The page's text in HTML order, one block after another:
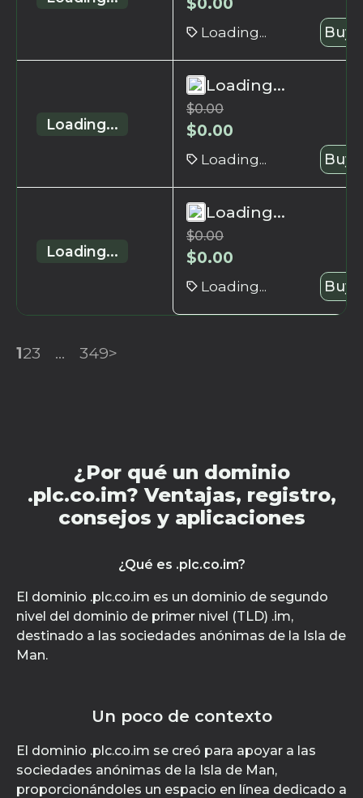
Loading... Buy
Loading...
Loading...
$0.00
$0.00
Loading... Buy
Loading...
Loading...
$0.00
$0.00
Loading... Buy
123 ... 349>
¿Por qué un dominio
.plc.co.im? Ventajas, registro,
consejos y aplicaciones
¿Qué es .plc.co.im?
El dominio .plc.co.im es un dominio de segundo
nivel del dominio de primer nivel (TLD) .im,
destinado a las sociedades anónimas de la Isla de
Man.
Un poco de contexto
El dominio .plc.co.im se creó para apoyar a las
sociedades anónimas de la Isla de Man,
proporcionándoles un espacio en línea dedicado a